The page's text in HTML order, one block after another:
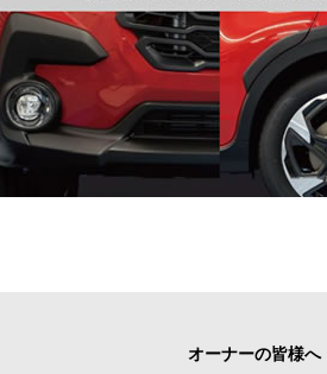
オーナーの皆様へ